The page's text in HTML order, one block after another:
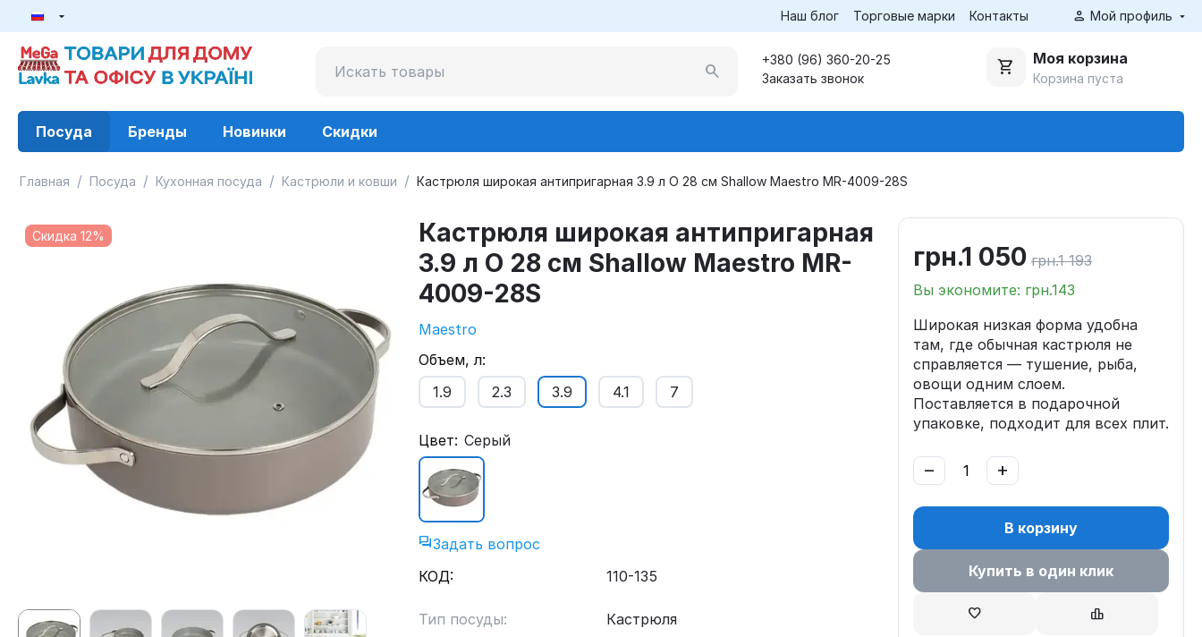
Наш блог Торговые марки Контакты Мой профиль
+380 (96) 360-20-25
Заказать звонок
Моя корзина
Корзина пуста
Посуда Бренды Новинки Скидки
Главная / Посуда / Кухонная посуда / Кастрюли и ковши / Кастрюля широкая антипригарная 3.9 л O 28 см Shallow Maestro MR-4009-28S
Скидка 12%
Кастрюля широкая антипригарная
3.9 л O 28 см Shallow Maestro MR-
4009-28S
Maestro
Объем, л:
1.9
2.3 3.9 4.1 7
Цвет: Серый
Задать вопрос
КОД:
110-135
Тип посуды:
Кастрюля
грн.1 050 грн.1 193
Вы экономите: грн.143
Широкая низкая форма удобна
там, где обычная кастрюля не
справляется — тушение, рыба,
овощи одним слоем.
Поставляется в подарочной
упаковке, подходит для всех плит.
+
−
В корзину
Купить в один клик